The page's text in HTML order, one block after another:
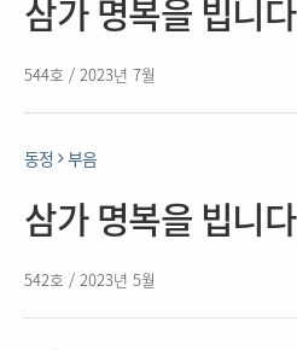
삼가 명복을 빕니다
544호 / 2023년 7월
동정 부음
삼가 명복을 빕니다
542호 / 2023년 5월